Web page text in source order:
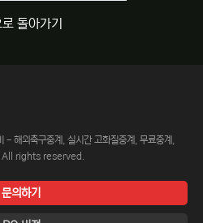
돌아가기
해외축구중계, 실시간 고화질중계, 무료중계,
All rights reserved.
문의하기